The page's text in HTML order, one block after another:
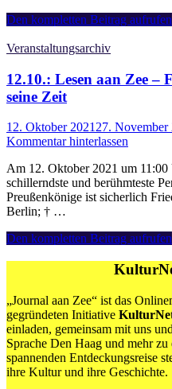
09.11.:
aan
–
„Kunst
und
in
der
deutschen
Kaiserzeit“
Den kompletten Beitrag aufrufen
Veranstaltungsarchiv
12.10.: Lesen aan Zee
seine Zeit
12. Oktober 2021 27. November
Kommentar hinterlassen
Am 12. Oktober 2021 um
schillerndste und berühmteste
Preußenkönige ist sicherlich
Berlin; † …
12.10.:
Friedrich
der
Große
und
seine
Zeit
Den kompletten Beitrag aufrufen
„Journal aan Zee“ ist das
gegründeten Initiative
einladen, gemeinsam mit uns
Sprache Den Haag und mehr
spannenden Entdeckungsreise
ihre Kultur und ihre Geschichte.